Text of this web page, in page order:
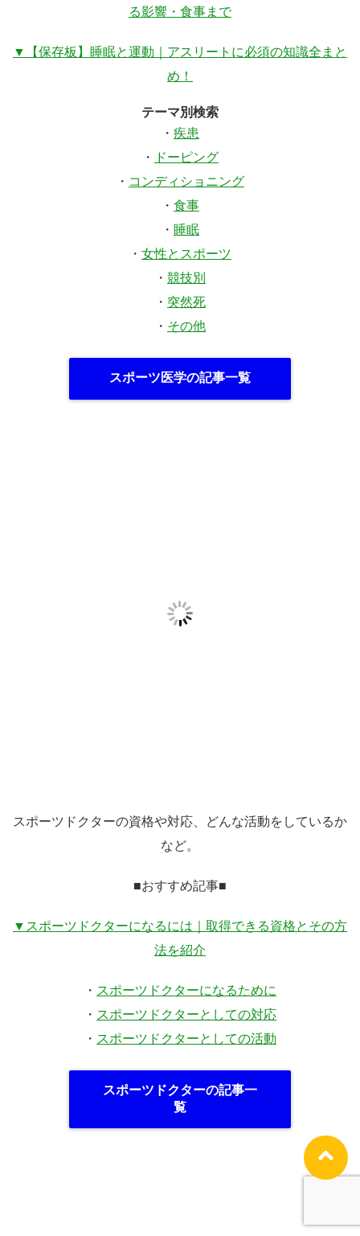
る影響・食事まで
▼【保存板】睡眠と運動｜アスリートに必須の知識全まと
め！
テーマ別検索
・ 疾患
・
ドーピング
・ コンディショニング
・ 食事
・ 睡眠
・ 女性とスポーツ
・ 競技別
・ 突然死
・ その他
スポーツ医学の記事一覧
スポーツドクターの資格や対応、どんな活動をしているか
など。
■おすすめ記事■
▼スポーツドクターになるには｜取得できる資格とその方
法を紹介
・ スポーツドクターになるために
・ スポーツドクターとしての対応
・ スポーツドクターとしての活動
スポーツドクターの記事一
覧